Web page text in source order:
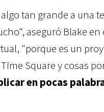
tan grande a una
aseguró Blake
"porque es un
Square y cosas
en pocas